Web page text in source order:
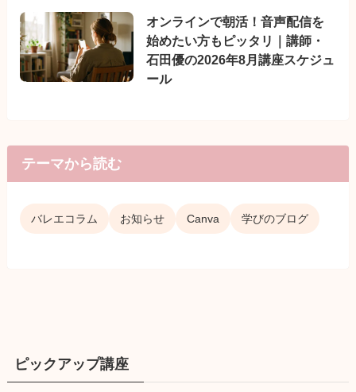
オンラインで朝活！音声配信を
始めたい方もピッタリ｜講師・
石田優の2026年8月講座スケジュ
ール
テーマから読む
バレエコラム お知らせ Canva 学びのブログ
ピックアップ講座